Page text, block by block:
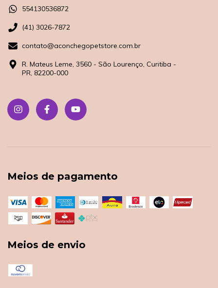
554130536872
(41) 3026-7872
contato@aconchegopetstore.com.br
R. Mateus Leme, 3560 - São Lourenço, Curitiba -
PR, 82200-000
Meios de pagamento
Meios de envio